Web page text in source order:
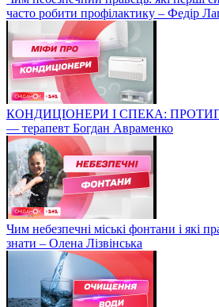
часто робити профілактику – Федір
КОНДИЦІОНЕРИ І СПЕКА:
— терапевт Богдан Авраменко
Чим небезпечні міські фонтани і які
знати – Олена Лізвінська